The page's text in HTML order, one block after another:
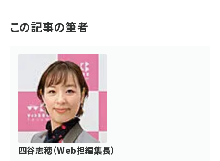
この記事の筆者
四谷志穂（Web担編集長）